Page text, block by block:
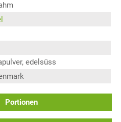
edelsüss
Portionen